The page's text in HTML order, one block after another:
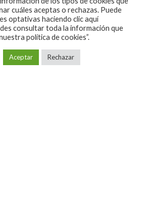
CINE CONCIERTOS ESPAÑA 2026
cuáles aceptas o rechazas. Puede
optativas haciendo clic aquí
consultar toda la información que
política de cookies”.
Aceptar Rechazar